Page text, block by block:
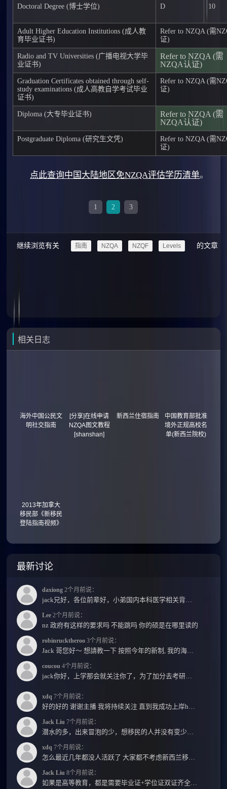
Doctoral Degree (博士学位) D 10
Adult Higher Education Institutions (成人教
育毕业证书)
Refer to NZQA (需
证)
Radio and TV Universities (广播电视大学毕
业证书)
Refer to NZQA (需
NZQA认证)
Graduation Certificates obtained through self-
study examinations (成人高教自学考试毕业
证书)
Refer to NZQA (需
证)
Diploma (大专毕业证书)
Refer to NZQA (需
NZQA认证)
Postgraduate Diploma (研究生文凭)
Refer to NZQA (需
证)
点此查询中国大陆地区免NZQA评估学历清单。
1 2 3
继续浏览有关 指南 NZQA NZQF Levels 的文章
相关日志
海外中国公民文
明社交指南
[分享]在线申请
NZQA图文教程
[shanshan]
新西兰住宿指南
中国教育部批准
境外正规高校名
单(新西兰院校)
2013年加拿大
移民部《新移民
登陆指南视频》
最新讨论
daxiong 2个月前说：
Lee 2个月前说：
nz 政府有这样的要求吗 不能跳吗 你的硕是在哪里读的
robinrucktheroo 3个月前说：
coucou 4个月前说：
xdq 7个月前说：
Jack Liu 7个月前说：
xdq 7个月前说：
Jack Liu 8个月前说：